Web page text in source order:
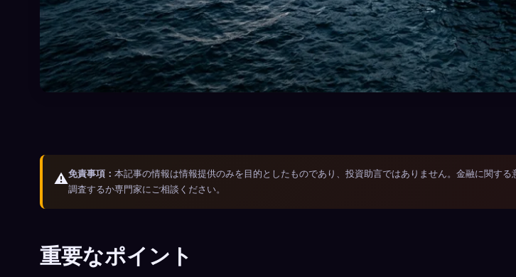
⚠️免責事項： 本記事の情報は情報提供のみを目的としたものであり、投資助言ではありません。金融に関す
調査するか専門家にご相談ください。
重要なポイント